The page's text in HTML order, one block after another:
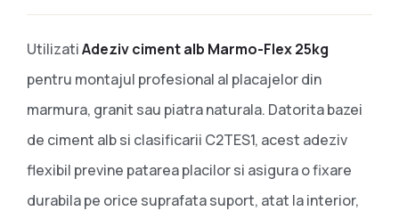
UtilizatiAdeziv ciment alb Marmo-Flex 25kg
pentru montajul profesional al placajelor din
marmura, granit sau piatra naturala. Datorita bazei
de ciment alb si clasificarii C2TES1, acest adeziv
flexibil previne patarea placilor si asigura o fixare
durabila pe orice suprafata suport, atat la interior,